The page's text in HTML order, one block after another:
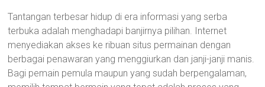
Tantangan terbesar hidup di era informasi yang serba
terbuka adalah menghadapi banjirnya pilihan. Internet
menyediakan akses ke ribuan situs permainan dengan
berbagai penawaran yang menggiurkan dan janji-janji manis.
Bagi pemain pemula maupun yang sudah berpengalaman,